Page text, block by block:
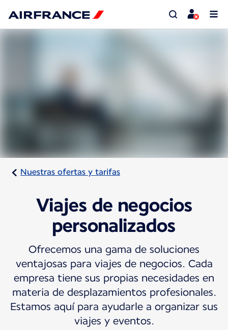
Nuestras ofertas y tarifas
Viajes de negocios
personalizados
Ofrecemos una gama de soluciones
ventajosas para viajes de negocios. Cada
empresa tiene sus propias necesidades en
materia de desplazamientos profesionales.
Estamos aquí para ayudarle a organizar sus
viajes y eventos.